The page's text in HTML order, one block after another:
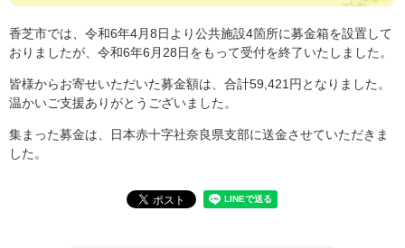
香芝市では、令和6年4月8日より公共施設4箇所に募金箱を設置して
おりましたが、令和6年6月28日をもって受付を終了いたしました。
皆様からお寄せいただいた募金額は、合計59,421円となりました。
温かいご支援ありがとうございました。
集まった募金は、日本赤十字社奈良県支部に送金させていただきま
した。